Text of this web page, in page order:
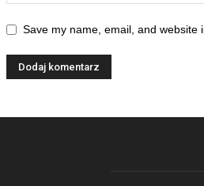
Save my name, email, and website